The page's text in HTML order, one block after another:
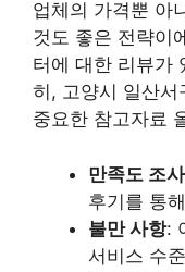
업체의 가격뿐 아
것도 좋은 전략이
터에 대한 리뷰가
히, 고양시 일산서
중요한 참고자료
만족도 조사
후기를 통
불만 사항:
서비스 수